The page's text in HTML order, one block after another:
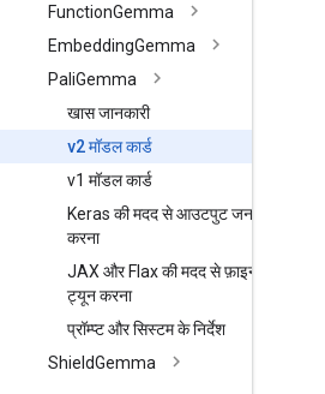
FunctionGemma
EmbeddingGemma
PaliGemma
खास जानकारी
v2 मॉडल कार्ड
v1 मॉडल कार्ड
Keras की मदद से आउटपुट जनरेट
करना
JAX और Flax की मदद से फ़ाइन-
ट्यून करना
प्रॉम्प्ट और सिस्टम के निर्देश
ShieldGemma